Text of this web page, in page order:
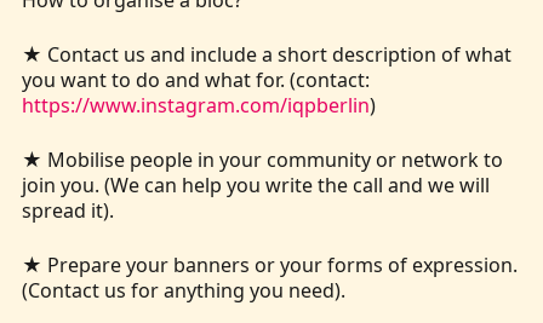
★ Contact us and include a short description of what
you want to do and what for. (contact:
https://www.instagram.com/iqpberlin)
★ Mobilise people in your community or network to
join you. (We can help you write the call and we will
spread it).
★ Prepare your banners or your forms of expression.
(Contact us for anything you need).